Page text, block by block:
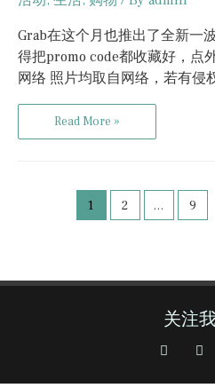
Grab在这个月也推出了全新一
得把promo code都收藏好，点
网络 照片均取自网络，若有侵
Read More »
1 2 … 9
关注